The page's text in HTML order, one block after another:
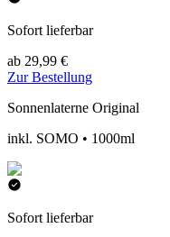
Sofort lieferbar
ab 29,99 €
Zur Bestellung
Sonnenlaterne Original
inkl. SOMO • 1000ml
Sofort lieferbar